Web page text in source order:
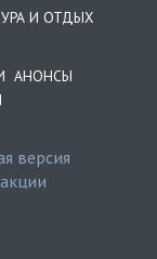
И ОТДЫХ
АНОНСЫ
версия